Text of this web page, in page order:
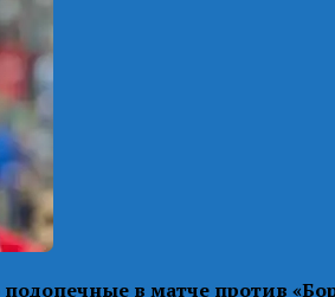
в матче против